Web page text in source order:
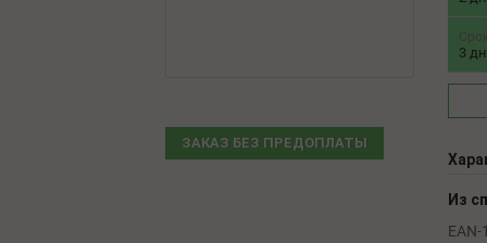
ЗАКАЗ БЕЗ ПРЕДОПЛАТЫ
Срок
3
Из
EAN-